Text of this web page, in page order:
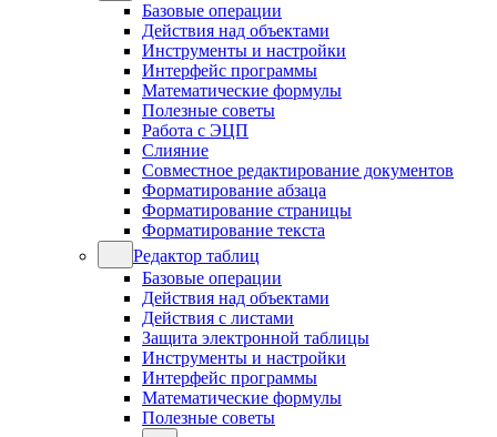
Базовые операции
Действия над объектами
Инструменты и настройки
Интерфейс программы
Математические формулы
Полезные советы
Работа с ЭЦП
Слияние
Совместное редактирование документов
Форматирование абзаца
Форматирование страницы
Форматирование текста
Редактор таблиц
Базовые операции
Действия над объектами
Действия с листами
Защита электронной таблицы
Инструменты и настройки
Интерфейс программы
Математические формулы
Полезные советы